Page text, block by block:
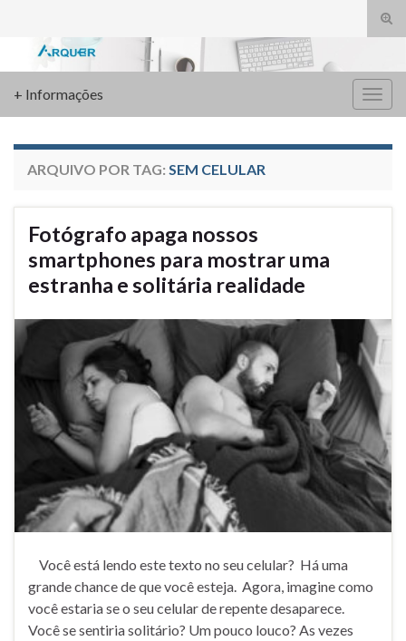
Search for:
+ Informações
ARQUIVO POR TAG: SEM CELULAR
Fotógrafo apaga nossos
smartphones para mostrar uma
estranha e solitária realidade
Você está lendo este texto no seu celular? Há uma
grande chance de que você esteja. Agora, imagine como
você estaria se o seu celular de repente desaparece.
Você se sentiria solitário? Um pouco louco? As vezes